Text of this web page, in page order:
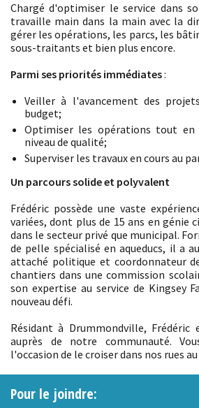
Chargé d'optimiser le service dans
travaille main dans la main avec la
gérer les opérations, les parcs, les
sous-traitants et bien plus encore.
Parmi ses priorités immédiates:
Veiller à l'avancement des
budget;
Optimiser les opérations tout
niveau de qualité;
Superviser les travaux en cours au
Un parcours solide et polyvalent
Frédéric possède une vaste
variées, dont plus de 15 ans en génie
dans le secteur privé que municipal.
de pelle spécialisé en aqueducs, il a
attaché politique et coordonnateur
chantiers dans une commission
son expertise au service de Kingsey
nouveau défi.
Résidant à Drummondville, Frédéric
auprès de notre communauté.
l'occasion de le croiser dans nos rues
Pour le joindre: